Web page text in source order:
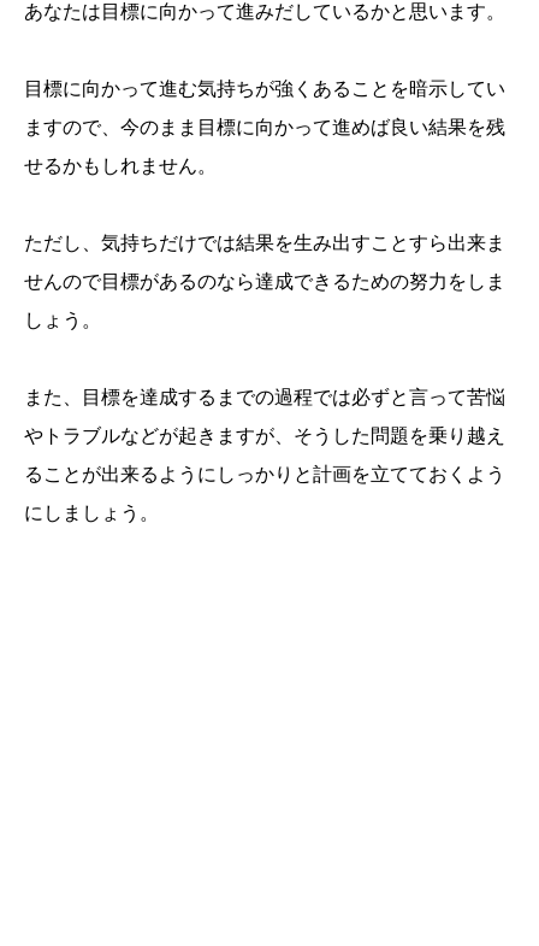
あなたは目標に向かって進みだしているかと思います。
目標に向かって進む気持ちが強くあることを暗示してい
ますので、今のまま目標に向かって進めば良い結果を残
せるかもしれません。
ただし、気持ちだけでは結果を生み出すことすら出来ま
せんので目標があるのなら達成できるための努力をしま
しょう。
また、目標を達成するまでの過程では必ずと言って苦悩
やトラブルなどが起きますが、そうした問題を乗り越え
ることが出来るようにしっかりと計画を立てておくよう
にしましょう。